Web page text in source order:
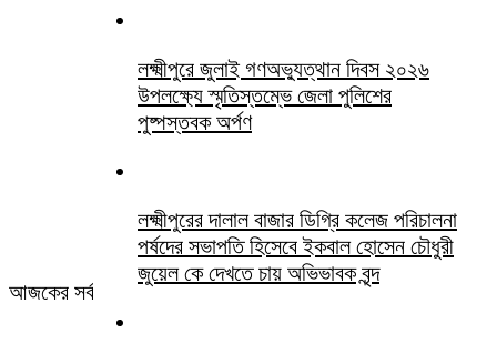
লক্ষ্মীপুরে জুলাই গণঅভ্যুত্থান দিবস ২০২৬
উপলক্ষ্যে স্মৃতিস্তম্ভে জেলা পুলিশের
পুষ্পস্তবক অর্পণ
লক্ষ্মীপুরের দালাল বাজার ডিগ্রি কলেজ পরিচালনা
পর্ষদের সভাপতি হিসেবে ইকবাল হোসেন চৌধুরী
জুয়েল কে দেখতে চায় অভিভাবক বৃন্দ
আজকের সর্বশেষ সবখবর